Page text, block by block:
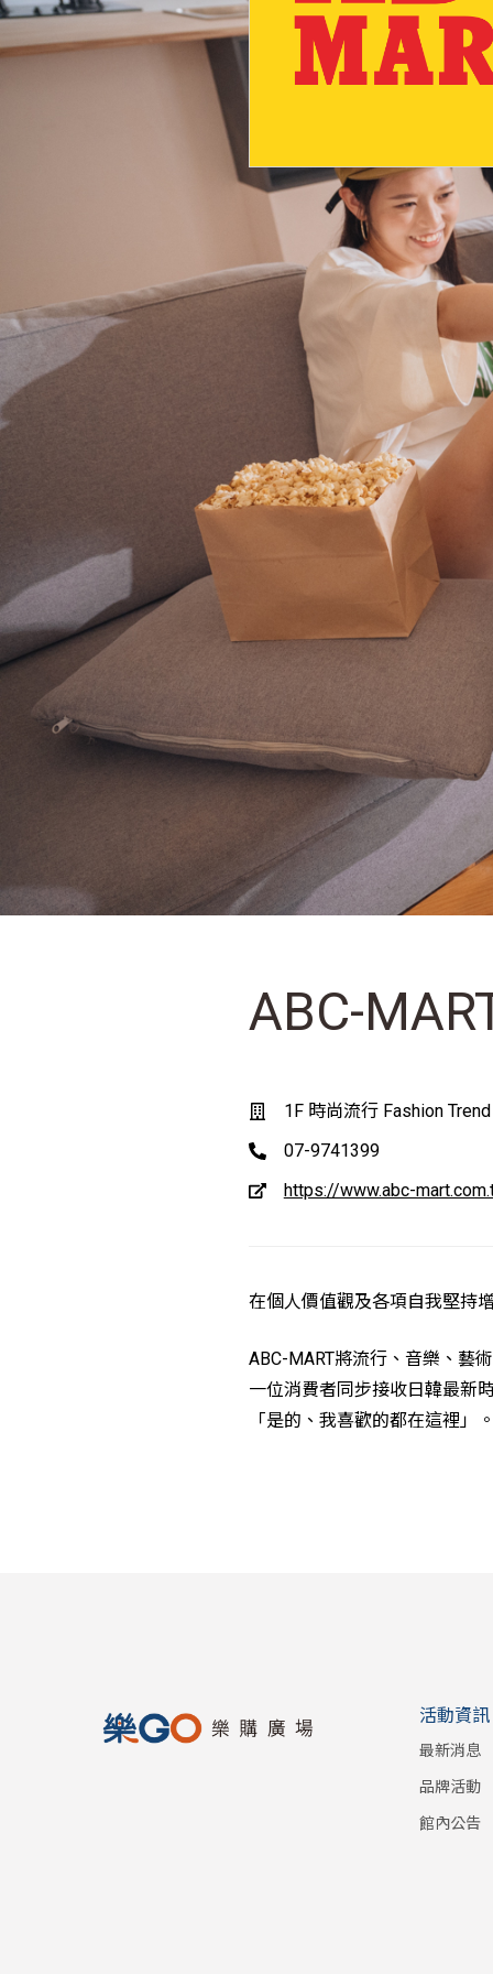
ABC-
1F 時尚流行 Fashion Trend
07-9741399
https://www.abc-
在個人價值觀及各項自我堅持
ABC-MART將流行、音樂、藝
一位消費者同步接收日韓最新
「是的、我喜歡的都在這裡」。
活動資訊
最新消息
品牌活動
館內公告